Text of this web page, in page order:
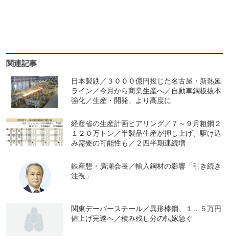
関連記事
日本製鉄／３０００億円投じた名古屋・新熱延
ライン／今月から商業生産へ／自動車鋼板抜本
強化／生産・開発、より高度に
経産省の生産計画ヒアリング／７～９月粗鋼２
１２０万トン／半製品生産が押し上げ、駆け込
み需要の可能性も／２四半期連続増
鉄産懇・廣瀬会長／輸入鋼材の影響「引き続き
注視」
関東デーバースチール／異形棒鋼、１．５万円
値上げ完遂へ／積み残し分の転嫁急ぐ